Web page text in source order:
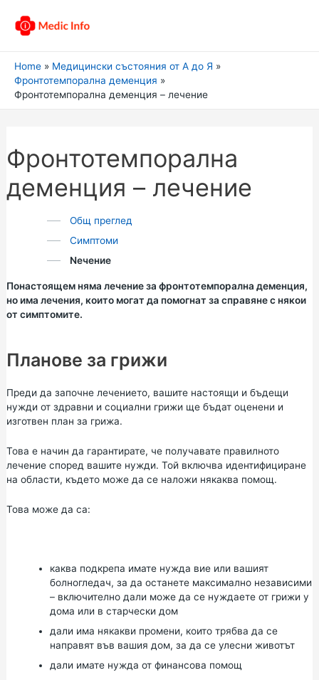
Home
Медицински състояния от А до Я
Фронтотемпорална деменция
Фронтотемпорална деменция – лечение
Фронтотемпорална
деменция – лечение
Общ преглед
Симптоми
Nечение
Понастоящем няма лечение за фронтотемпорална деменция,
но има лечения, които могат да помогнат за справяне с някои
от симптомите.
Планове за грижи
Преди да започне лечението, вашите настоящи и бъдещи
нужди от здравни и социални грижи ще бъдат оценени и
изготвен план за грижа.
Това е начин да гарантирате, че получавате правилното
лечение според вашите нужди. Той включва идентифициране
на области, където може да се наложи някаква помощ.
Това може да са:
каква подкрепа имате нужда вие или вашият
болногледач, за да останете максимално независими
– включително дали може да се нуждаете от грижи у
дома или в старчески дом
дали има някакви промени, които трябва да се
направят във вашия дом, за да се улесни животът
дали имате нужда от финансова помощ